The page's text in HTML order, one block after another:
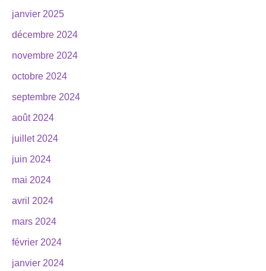
janvier 2025
décembre 2024
novembre 2024
octobre 2024
septembre 2024
août 2024
juillet 2024
juin 2024
mai 2024
avril 2024
mars 2024
février 2024
janvier 2024